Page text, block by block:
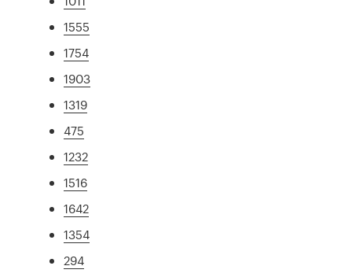
1555
1754
1903
1319
475
1232
1516
1642
1354
294